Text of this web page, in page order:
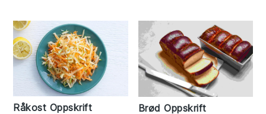
Råkost Oppskrift Brød Oppskrift